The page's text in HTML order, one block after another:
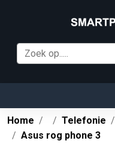
Home Telefonie
Asus rog phone 3